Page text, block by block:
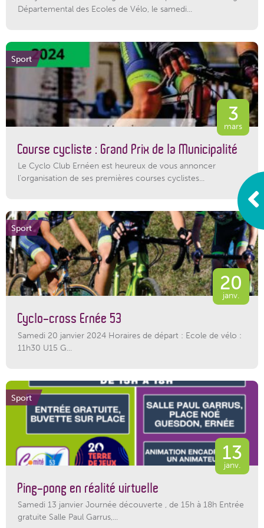
Départemental des Ecoles de Vélo, le samedi...
Sport
3
mars
Course cycliste : Grand Prix de la Municipalité
Le Cyclo Club Ernéen est heureux de vous annoncer
l'organisation de ses premières courses cyclistes...
Sport
20
janv.
Cyclo-cross Ernée 53
Samedi 20 janvier 2024 Horaires de départ : Ecole de vélo :
11h30 U15 G...
Sport
13
janv.
Ping-pong en réalité virtuelle
Samedi 13 janvier Journée découverte , de 15h à 18h Entrée
gratuite Salle Paul Garrus,...